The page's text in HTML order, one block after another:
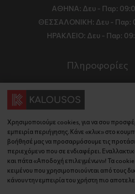
ΑΘΗΝΑ: Δευ - Παρ:
ΘΕΣΣΑΛΟΝΙΚΗ: Δευ - Παρ:
ΗΡΑΚΛΕΙΟ: Δευ - Παρ:
Πληροφορίες
Όροι και Προϋποθέσεις
Τιμές, Τρόποι Αποστολής
Πολιτική Απορρήτου
Κώδικας Δεοντολογίας
Εταιρικό Προφίλ
KLoop - Loyalty Program
Become a Brand
Επικοινωνία
Επικοινωνία
Διεύθυνση
Έδρα: Γράμμου 29, 18345 ,
Θεσ/νίκη: Λυσάνδρου 8,
Κρήτη: Θερίσου 52, 71305,
Βρείτε μας στον χάρτη
Τηλέφωνο:
Έδρα: 210 775 2048
Χρησιμοποιούμε cookies, για να σου
εμπειρία περιήγησης. Κάνε «κλικ» στο
βοήθησέ μας να προσαρμόσουμε τις
περιεχόμενο που σε ενδιαφέρει.
και πάτα «Αποδοχή επιλεγμένων»! Τα
κειμένου που χρησιμοποιούνται από τους
κάνουν την εμπειρία του χρήστη πιο